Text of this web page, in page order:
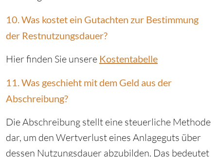
10. Was kostet ein Gutachten zur Bestimmung
der Restnutzungsdauer?
Hier finden Sie unsere Kostentabelle
11. Was geschieht mit dem Geld aus der
Abschreibung?
Die Abschreibung stellt eine steuerliche Methode
dar, um den Wertverlust eines Anlageguts über
dessen Nutzungsdauer abzubilden. Das bedeutet